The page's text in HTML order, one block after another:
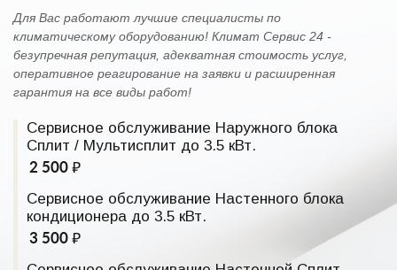
Для Вас работают лучшие специалисты по
климатическому оборудованию! Климат Сервис 24 -
безупречная репутация, адекватная стоимость услуг,
оперативное реагирование на заявки и расширенная
гарантия на все виды работ!
Сервисное обслуживание Наружного блока
Сплит / Мультисплит до 3.5 кВт.
2 500 ₽
Сервисное обслуживание Настенного блока
кондиционера до 3.5 кВт.
3 500 ₽